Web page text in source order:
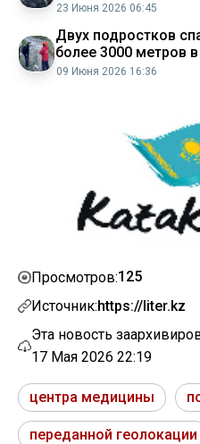
23 Июня 2026 06:45
Двух подростков
более 3000 метров
09 Июня 2026 16:36
Просмотров:125
Источник:https://liter.kz
Эта новость
17 Мая 2026 22:19
центра медицины
переданной геолокации